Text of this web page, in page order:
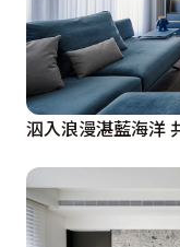
泅入浪漫湛藍海洋